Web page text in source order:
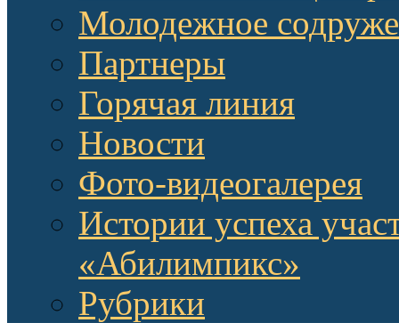
Молодежное
Партнеры
Горячая линия
Новости
Фото-видеогалерея
Истории успеха
«Абилимпикс»
Рубрики